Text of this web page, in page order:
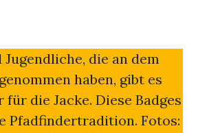
die an dem
haben, gibt es
für die Jacke. Diese Badges
Pfadfindertradition. Fotos: